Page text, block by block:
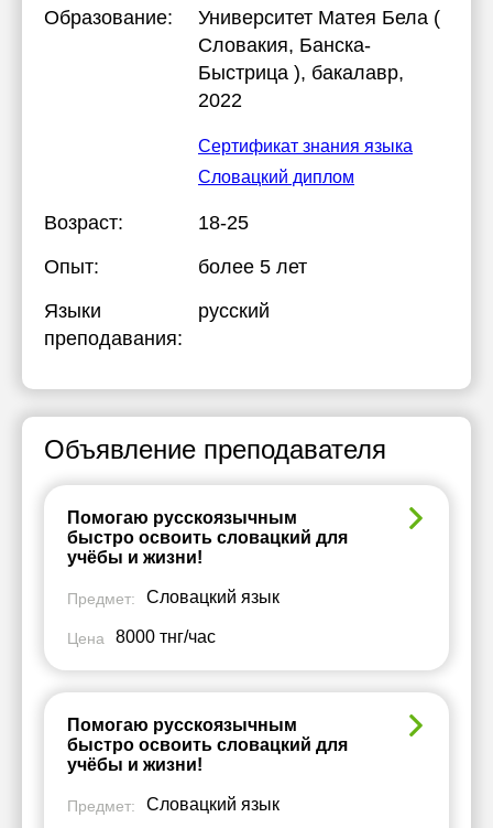
Образование:
Университет Матея Бела (
Словакия, Банска-
Быстрица ), бакалавр,
2022
Сертификат знания языка
Словацкий диплом
Возраст:
18-25
Опыт:
более 5 лет
Языки
преподавания:
русский
Объявление преподавателя
Помогаю русскоязычным
быстро освоить словацкий для
учёбы и жизни!
Предмет: Словацкий язык
Цена 8000 тнг/час
Помогаю русскоязычным
быстро освоить словацкий для
учёбы и жизни!
Предмет: Словацкий язык